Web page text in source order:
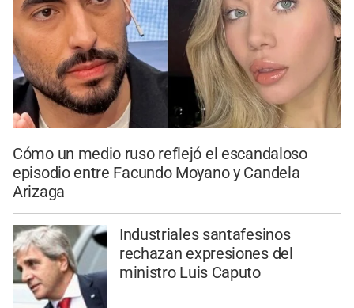
Cómo un medio ruso reflejó el escandaloso
episodio entre Facundo Moyano y Candela
Arizaga
Industriales santafesinos
rechazan expresiones del
ministro Luis Caputo